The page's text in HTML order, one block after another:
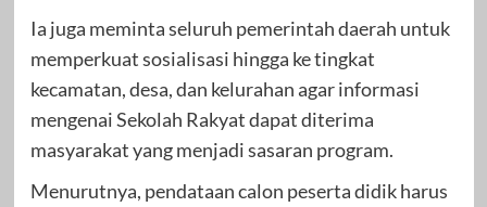
Ia juga meminta seluruh pemerintah daerah untuk
memperkuat sosialisasi hingga ke tingkat
kecamatan, desa, dan kelurahan agar informasi
mengenai Sekolah Rakyat dapat diterima
masyarakat yang menjadi sasaran program.
Menurutnya, pendataan calon peserta didik harus